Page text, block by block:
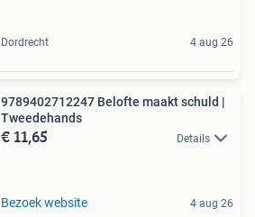
Dordrecht 4 aug 26
9789402712247 Belofte maakt schuld |
Tweedehands
€ 11,65 Details
Bezoek website 4 aug 26